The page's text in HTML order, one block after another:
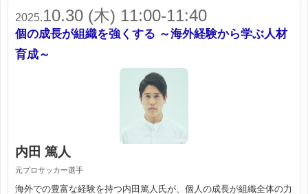
2025.10.30 (木) 11:00-11:40
個の成長が組織を強くする ～海外経験から学ぶ人材
育成～
内田 篤人
元プロサッカー選手
海外での豊富な経験を持つ内田篤人氏が、個人の成長が組織全体の力